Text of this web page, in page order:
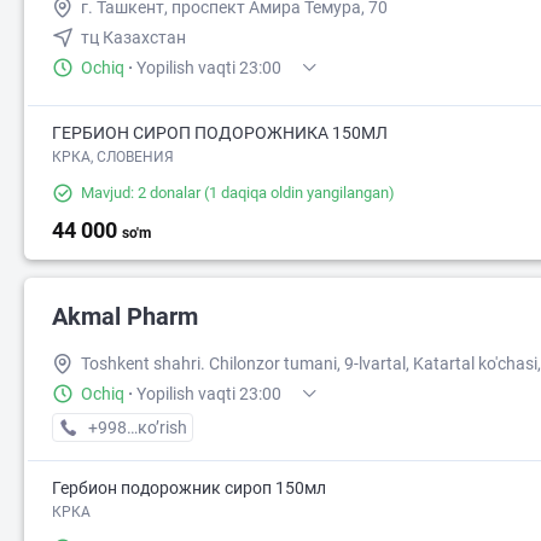
г. Ташкент, проспект Амира Темура, 70
тц Казахстан
Ochiq · Yopilish vaqti 23:00
ГЕРБИОН СИРОП ПОДОРОЖНИКА 150МЛ
КРКА, СЛОВЕНИЯ
Mavjud: 2 donalar(1 daqiqa oldin yangilangan)
44 000 so'm
Akmal Pharm
Toshkent shahri. Chilonzor tumani, 9-lvartal, Katartal
Ochiq · Yopilish vaqti 23:00
+998 (99) XXX-XX-XX
кo’rish
Гербион подорожник сироп 150мл
КРКА